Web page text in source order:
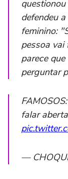
defendeu
feminino:
pessoa vai
parece
perguntar
falar
—